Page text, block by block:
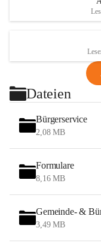
Dateien
Bürgerservice
2,08 MB
Formulare
8,16 MB
Gemeinde- &
3,49 MB